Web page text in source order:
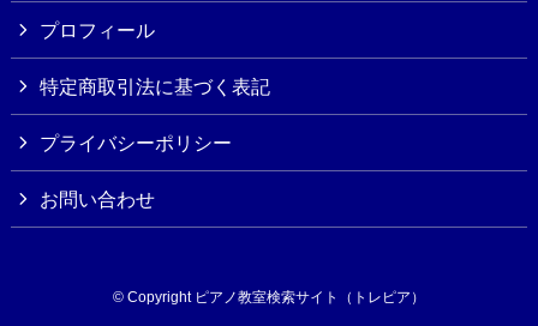
プロフィール
特定商取引法に基づく表記
プライバシーポリシー
お問い合わせ
© Copyright ピアノ教室検索サイト（トレピア）